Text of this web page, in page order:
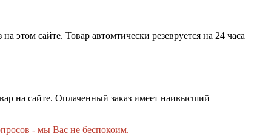
этом сайте. Товар автомтически резевруется на 24 часа
на сайте. Оплаченный заказ имеет наивысший
- мы Вас не беспокоим.